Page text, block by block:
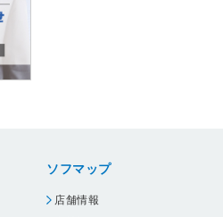
ソフマップ
店舗情報